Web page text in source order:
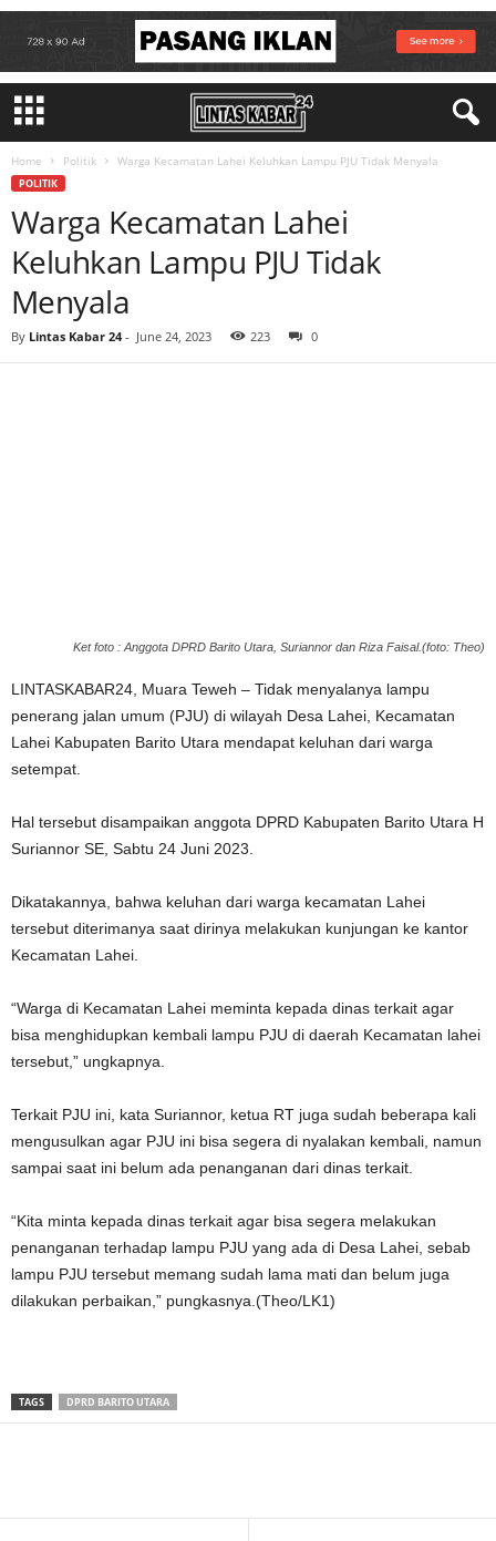
Home Politik Warga Kecamatan Lahei Keluhkan Lampu PJU Tidak Menyala
POLITIK
Warga Kecamatan Lahei
Keluhkan Lampu PJU Tidak
Menyala
By Lintas Kabar 24- June 24, 2023 223 0
Ket foto : Anggota DPRD Barito Utara, Suriannor dan Riza Faisal.(foto: Theo)
LINTASKABAR24, Muara Teweh – Tidak menyalanya lampu
penerang jalan umum (PJU) di wilayah Desa Lahei, Kecamatan
Lahei Kabupaten Barito Utara mendapat keluhan dari warga
setempat.
Hal tersebut disampaikan anggota DPRD Kabupaten Barito Utara H
Suriannor SE, Sabtu 24 Juni 2023.
Dikatakannya, bahwa keluhan dari warga kecamatan Lahei
tersebut diterimanya saat dirinya melakukan kunjungan ke kantor
Kecamatan Lahei.
“Warga di Kecamatan Lahei meminta kepada dinas terkait agar
bisa menghidupkan kembali lampu PJU di daerah Kecamatan lahei
tersebut,” ungkapnya.
Terkait PJU ini, kata Suriannor, ketua RT juga sudah beberapa kali
mengusulkan agar PJU ini bisa segera di nyalakan kembali, namun
sampai saat ini belum ada penanganan dari dinas terkait.
“Kita minta kepada dinas terkait agar bisa segera melakukan
penanganan terhadap lampu PJU yang ada di Desa Lahei, sebab
lampu PJU tersebut memang sudah lama mati dan belum juga
dilakukan perbaikan,” pungkasnya.(Theo/LK1)
TAGS DPRD BARITO UTARA